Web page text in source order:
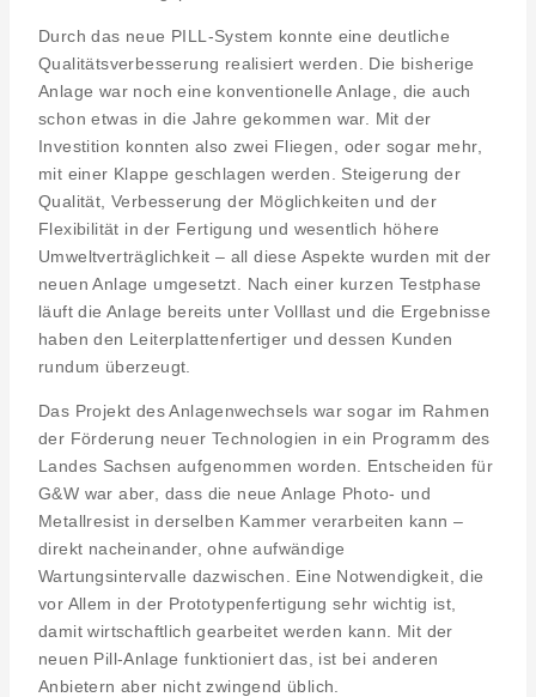
Durch das neue PILL-System konnte eine deutliche
Qualitätsverbesserung realisiert werden. Die bisherige
Anlage war noch eine konventionelle Anlage, die auch
schon etwas in die Jahre gekommen war. Mit der
Investition konnten also zwei Fliegen, oder sogar mehr,
mit einer Klappe geschlagen werden. Steigerung der
Qualität, Verbesserung der Möglichkeiten und der
Flexibilität in der Fertigung und wesentlich höhere
Umweltverträglichkeit – all diese Aspekte wurden mit der
neuen Anlage umgesetzt. Nach einer kurzen Testphase
läuft die Anlage bereits unter Volllast und die Ergebnisse
haben den Leiterplattenfertiger und dessen Kunden
rundum überzeugt.
Das Projekt des Anlagenwechsels war sogar im Rahmen
der Förderung neuer Technologien in ein Programm des
Landes Sachsen aufgenommen worden. Entscheiden für
G&W war aber, dass die neue Anlage Photo- und
Metallresist in derselben Kammer verarbeiten kann –
direkt nacheinander, ohne aufwändige
Wartungsintervalle dazwischen. Eine Notwendigkeit, die
vor Allem in der Prototypenfertigung sehr wichtig ist,
damit wirtschaftlich gearbeitet werden kann. Mit der
neuen Pill-Anlage funktioniert das, ist bei anderen
Anbietern aber nicht zwingend üblich.